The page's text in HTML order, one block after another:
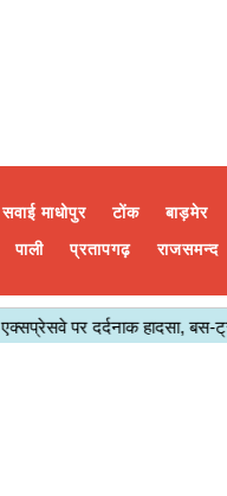
सवाई माधोपुर टोंक बाड़मेर
पाली प्रतापगढ़ राजसमन्द